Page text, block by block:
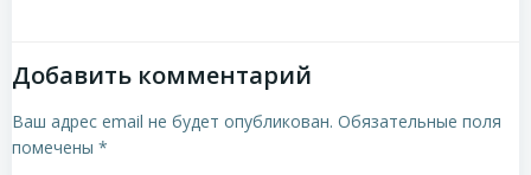
Добавить комментарий
Ваш адрес email не будет опубликован. Обязательные поля
помечены *